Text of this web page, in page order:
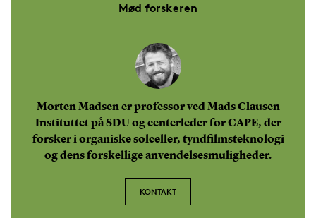
Mød forskeren
Morten Madsen er professor ved Mads Clausen
Instituttet på SDU og centerleder for CAPE, der
forsker i organiske solceller, tyndfilmsteknologi
og dens forskellige anvendelsesmuligheder.
KONTAKT